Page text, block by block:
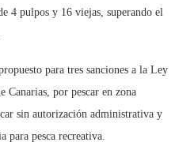
4 pulpos y 16 viejas, superando el
para tres sanciones a la Ley
Canarias, por pescar en zona
sin autorización administrativa y
para pesca recreativa.